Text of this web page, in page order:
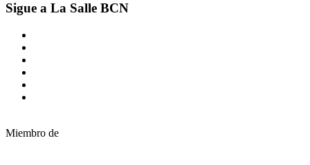
Sigue a La Salle BCN
Miembro de